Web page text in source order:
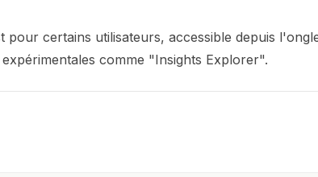
certains utilisateurs, accessible depuis
comme "Insights Explorer".